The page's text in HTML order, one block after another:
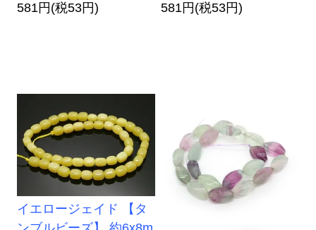
581円(税53円)
581円(税53円)
イエロージェイド 【タ